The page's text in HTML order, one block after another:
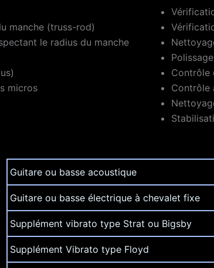
manche (truss-rod)
le radius du manche
micros
Contrôle
Contrôle
Guitare ou basse acoustique
Guitare ou basse électrique à chevalet fixe
Supplément vibrato type Strat ou Bigsby
Supplément Vibrato type Floyd